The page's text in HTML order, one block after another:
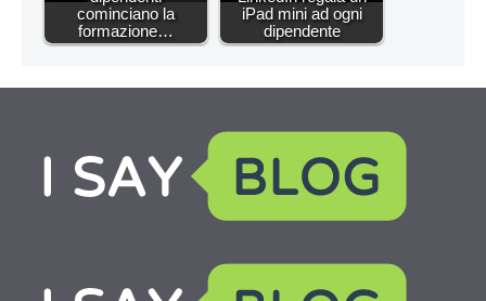
cominciano la
formazione…
iPad mini ad ogni
dipendente